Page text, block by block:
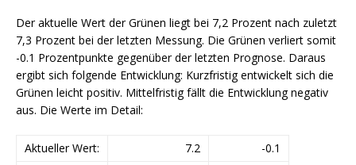
Der aktuelle Wert der Grünen liegt bei 7,2 Prozent nach zuletzt
7,3 Prozent bei der letzten Messung. Die Grünen verliert somit
-0.1 Prozentpunkte gegenüber der letzten Prognose. Daraus
ergibt sich folgende Entwicklung: Kurzfristig entwickelt sich die
Grünen leicht positiv. Mittelfristig fällt die Entwicklung negativ
aus. Die Werte im Detail:
Aktueller Wert: 7.2
-0.1